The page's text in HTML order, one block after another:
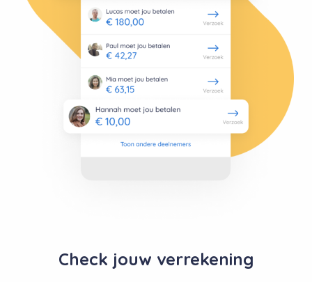
Check jouw verrekening
Deutsch
Français